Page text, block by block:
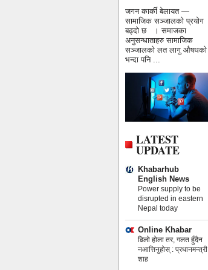
जगन कार्की बेलायत —
सामाजिक सञ्जालको प्रयोग
बढ्दो छ । समाजका
अनुसन्धाताहरु सामाजिक
सञ्जालको लत लागु औषधको
भन्दा पनि ...
LATEST
UPDATE
Khabarhub
English News
Power supply to be
disrupted in eastern
Nepal today
Online Khabar
ढिलो होला तर, गलत हुँदैन
नआत्तिनुहोस् : प्रधानमन्त्री
शाह